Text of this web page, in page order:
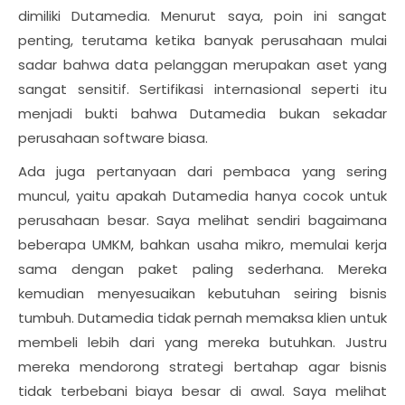
dimiliki Dutamedia. Menurut saya, poin ini sangat
penting, terutama ketika banyak perusahaan mulai
sadar bahwa data pelanggan merupakan aset yang
sangat sensitif. Sertifikasi internasional seperti itu
menjadi bukti bahwa Dutamedia bukan sekadar
perusahaan software biasa.
Ada juga pertanyaan dari pembaca yang sering
muncul, yaitu apakah Dutamedia hanya cocok untuk
perusahaan besar. Saya melihat sendiri bagaimana
beberapa UMKM, bahkan usaha mikro, memulai kerja
sama dengan paket paling sederhana. Mereka
kemudian menyesuaikan kebutuhan seiring bisnis
tumbuh. Dutamedia tidak pernah memaksa klien untuk
membeli lebih dari yang mereka butuhkan. Justru
mereka mendorong strategi bertahap agar bisnis
tidak terbebani biaya besar di awal. Saya melihat